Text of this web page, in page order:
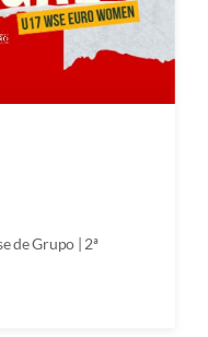
de Grupo | 2ª